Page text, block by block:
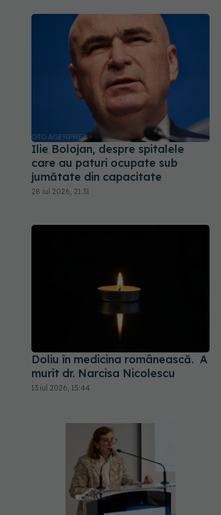
Ilie Bolojan, despre spitalele
care au paturi ocupate sub
jumătate din capacitate
28 iul 2026, 21:31
Doliu în medicina românească. A
murit dr. Narcisa Nicolescu
13 iul 2026, 15:44